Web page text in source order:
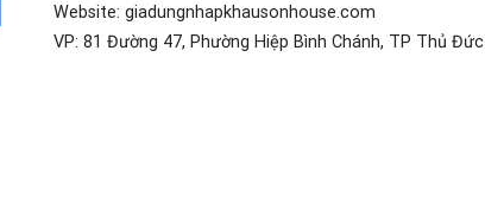
Website: giadungnhapkhausonhouse.com
VP: 81 Đường 47, Phường Hiệp Bình Chánh, TP Thủ Đức